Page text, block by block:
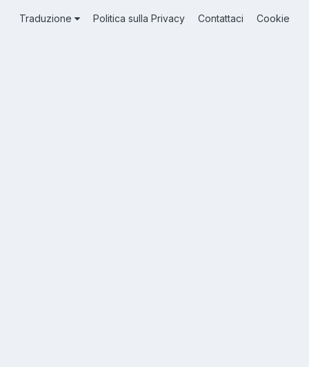
Traduzione Politica sulla Privacy Contattaci Cookie